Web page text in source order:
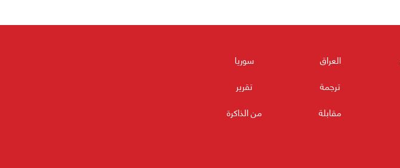
العراق
سوريا
ترجمة
تقرير
مقابلة
من الذاكرة